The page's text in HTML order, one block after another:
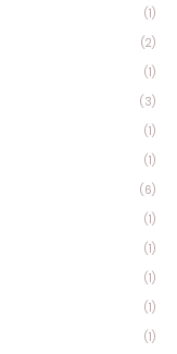
(1)
(2)
(1)
(3)
(1)
(1)
(6)
(1)
(1)
(1)
(1)
(1)